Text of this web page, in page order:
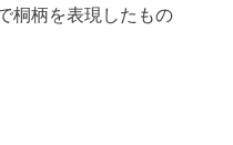
桐柄を表現したもの